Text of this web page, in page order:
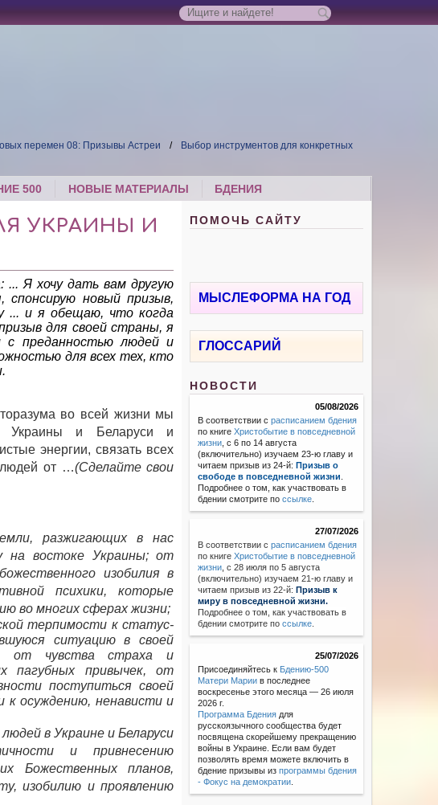
перемен 08: Призывы Астреи
Выбор инструментов для конкретных
500 НОВЫЕ МАТЕРИАЛЫ БДЕНИЯ
УКРАИНЫ И
... Я хочу дать вам другую
новый призыв,
... и я обещаю, что когда
для своей страны, я
с преданностью людей и
для всех тех, кто
во всей жизни мы
Украины и Беларуси и
энергии, связать всех
людей от …(Сделайте свои
разжигающих в нас
на востоке Украины; от
изобилия в
психики, которые
во многих сферах жизни;
терпимости к статус-
ситуацию в своей
от чувства страха и
пагубных привычек, от
поступиться своей
к осуждению, ненависти и
в Украине и Беларуси
и привнесению
Божественных планов,
изобилию и проявлению
ПОМОЧЬ САЙТУ
МЫСЛЕФОРМА НА ГОД
ГЛОССАРИЙ
НОВОСТИ
05/08/2026
В соответствии срасписанием бдения
по книгеХристобытие в повседневной
жизни , с 6 по 14 августа
(включительно) изучаем 23-ю главу и
читаем призыв из 24-й: Призыв о
свободе в повседневной жизни
Подробнее о том, как участвовать в
бдении смотрите поссылке
27/07/2026
В соответствии с расписанием бдения
по книгеХристобытие в повседневной
жизни с 28 июля по 5 августа
(включительно) изучаем 21-ю главу и
читаем призыв из 22-й: Призыв к
миру в повседневной жизни.
Подробнее о том, как участвовать в
бдении смотрите поссылке
25/07/2026
Присоединяйтесь к Бдению-500
Матери Марии в последнее
воскресенье этого месяца — 26 июля
2026 г.
Программа Бдения для
русскоязычного сообщества будет
посвящена скорейшему прекращению
войны в Украине. Если вам будет
позволять время можете включить в
бдение призывы изпрограммы бдения
- Фокус на демократии